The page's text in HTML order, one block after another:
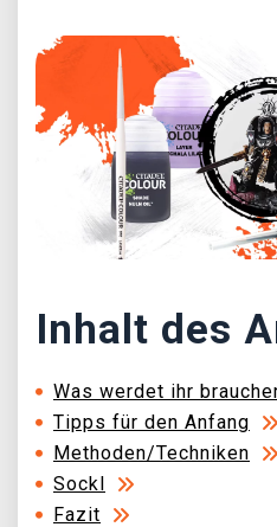
Inhalt des
Was werdet ihr
Tipps für den Anfang
Methoden/Techniken
Sockl
Fazit